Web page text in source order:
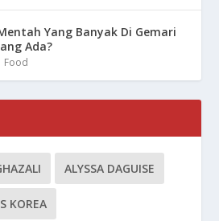
Yang Banyak Di Gemari
Ada?
Food
ALYSSA DAGUISE
KOREA